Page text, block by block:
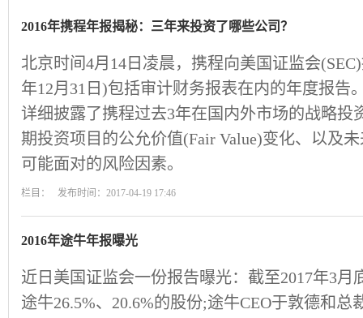
2016年携程年报揭秘：三年来投资了哪些公司？
北京时间4月14日凌晨，携程向美国证监会
年12月31日)包括审计财务报表在内的年度报告
详细披露了携程过去3年在国内外市场的战略投
期投资项目的公允价值(Fair Value)变化、以及
可能面对的风险因素。
栏目： 发布时间：2017-04-19 17:46
2016年途牛年报曝光
近日美国证监会一份报告曝光：截至2017年3月
途牛26.5%、20.6%的股份;途牛CEO于敦德和